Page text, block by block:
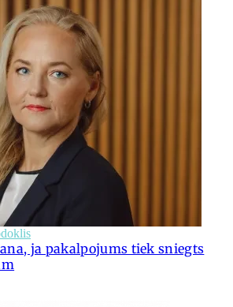
ja pakalpojums tiek sniegts